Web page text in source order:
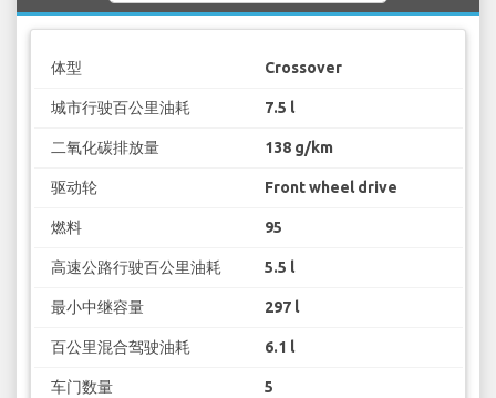
体型 Crossover
城市行驶百公里油耗 7.5 l
二氧化碳排放量 138 g/km
驱动轮 Front wheel drive
燃料 95
高速公路行驶百公里油耗 5.5 l
最小中继容量 297 l
百公里混合驾驶油耗 6.1 l
车门数量 5